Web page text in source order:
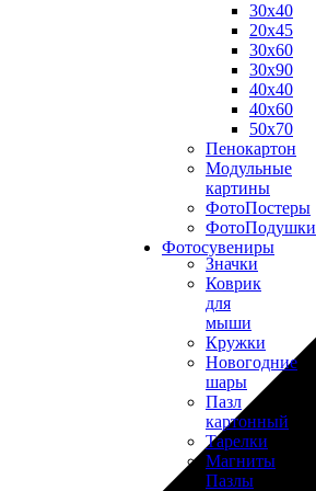
30х40
20х45
30х60
30х90
40х40
40х60
50х70
Пенокартон
Модульные
картины
ФотоПостеры
ФотоПодушки
Фотоcувениры
Значки
Коврик
для
мыши
Кружки
Новогодние
шары
Пазл
картонный
Тарелки
Магниты
Пазлы